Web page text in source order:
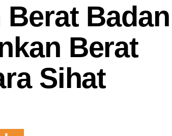
Berat
Sihat